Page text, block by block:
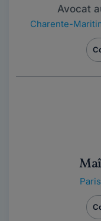
Avocat
Charente-
Paris